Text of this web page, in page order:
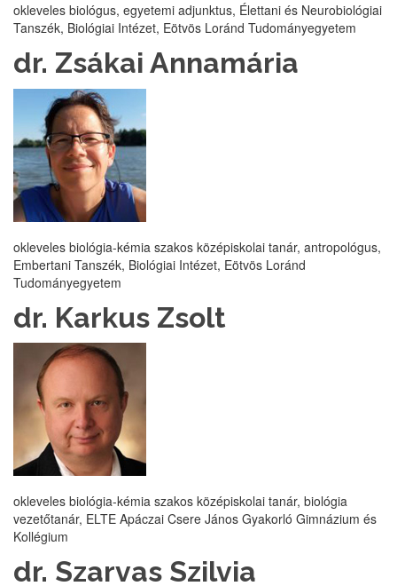
okleveles biológus, egyetemi adjunktus, Élettani és Neurobiológiai
Tanszék, Biológiai Intézet, Eötvös Loránd Tudományegyetem
dr. Zsákai Annamária
okleveles biológia-kémia szakos középiskolai tanár, antropológus,
Embertani Tanszék, Biológiai Intézet, Eötvös Loránd
Tudományegyetem
dr. Karkus Zsolt
okleveles biológia-kémia szakos középiskolai tanár, biológia
vezetőtanár, ELTE Apáczai Csere János Gyakorló Gimnázium és
Kollégium
dr. Szarvas Szilvia